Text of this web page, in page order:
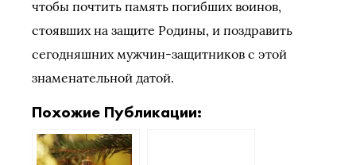
чтобы почтить память погибших воинов,
стоявших на защите Родины, и поздравить
сегодняшних мужчин-защитников с этой
знаменательной датой.
Похожие Публикации: